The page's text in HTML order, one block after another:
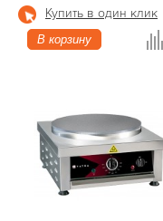
Купить в один клик
В корзину